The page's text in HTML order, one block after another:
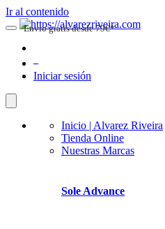
Ir al contenido
Iniciar sesión
Inicio | Alvarez Riveira
Tienda Online
Nuestras Marcas
Sole Advance
Envio gratis desde 79€*